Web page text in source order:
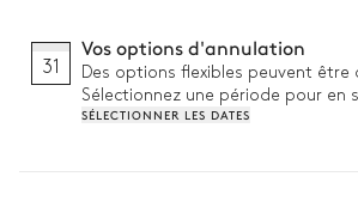
31
Vos options d'annulation
Des options flexibles peuvent
Sélectionnez une période pour en
SÉLECTIONNER LES DATES